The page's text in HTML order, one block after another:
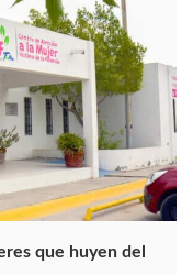
que huyen del